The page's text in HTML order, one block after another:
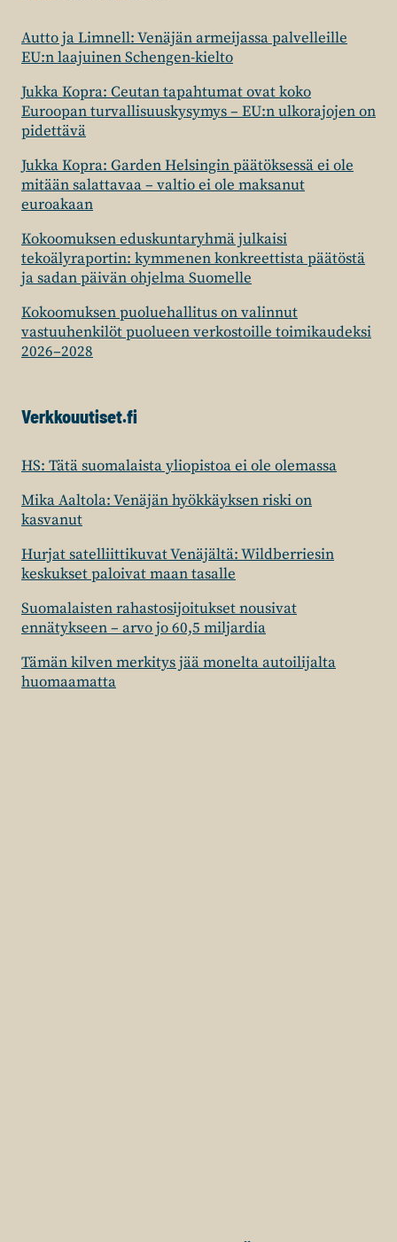
Autto ja Limnell: Venäjän armeijassa palvelleille
EU:n laajuinen Schengen-kielto
Jukka Kopra: Ceutan tapahtumat ovat koko
Euroopan turvallisuuskysymys – EU:n ulkorajojen on
pidettävä
Jukka Kopra: Garden Helsingin päätöksessä ei ole
mitään salattavaa – valtio ei ole maksanut
euroakaan
Kokoomuksen eduskuntaryhmä julkaisi
tekoälyraportin: kymmenen konkreettista päätöstä
ja sadan päivän ohjelma Suomelle
Kokoomuksen puoluehallitus on valinnut
vastuuhenkilöt puolueen verkostoille toimikaudeksi
2026–2028
Verkkouutiset.fi
HS: Tätä suomalaista yliopistoa ei ole olemassa
Mika Aaltola: Venäjän hyökkäyksen riski on
kasvanut
Hurjat satelliittikuvat Venäjältä: Wildberriesin
keskukset paloivat maan tasalle
Suomalaisten rahastosijoitukset nousivat
ennätykseen – arvo jo 60,5 miljardia
Tämän kilven merkitys jää monelta autoilijalta
huomaamatta